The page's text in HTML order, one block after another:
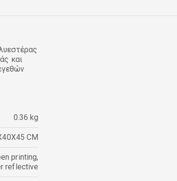
και
0.36 kg
CM
printing,
reflective